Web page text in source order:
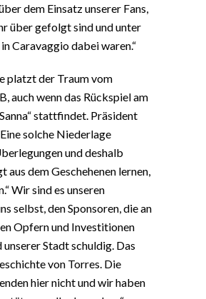
dem Einsatz unserer Fans,
über gefolgt sind und unter
Caravaggio dabei waren.“
platzt der Traum vom
auch wenn das Rückspiel am
stattfindet. Präsident
solche Niederlage
und deshalb
aus dem Geschehenen lernen,
Wir sind es unseren
selbst, den Sponsoren, die an
Opfern und Investitionen
Stadt schuldig. Das
von Torres. Die
hier nicht und wir haben